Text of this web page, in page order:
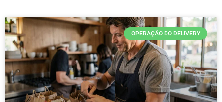
OPERAÇÃO DO DELIVERY